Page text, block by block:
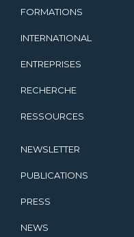
FORMATIONS
INTERNATIONAL
ENTREPRISES
RECHERCHE
RESSOURCES
NEWSLETTER
PUBLICATIONS
PRESS
NEWS